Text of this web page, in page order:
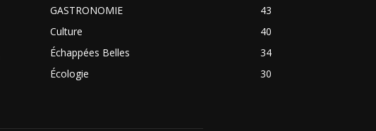
GASTRONOMIE
43
Culture
40
Échappées Belles
34
Écologie
30